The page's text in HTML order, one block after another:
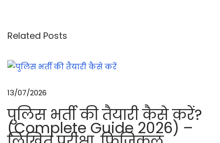
वे
न
(
W
Related Posts
13/07/2026
पुलिस भर्ती की तैयारी कैसे करें?
(Complete Guide 2026) –